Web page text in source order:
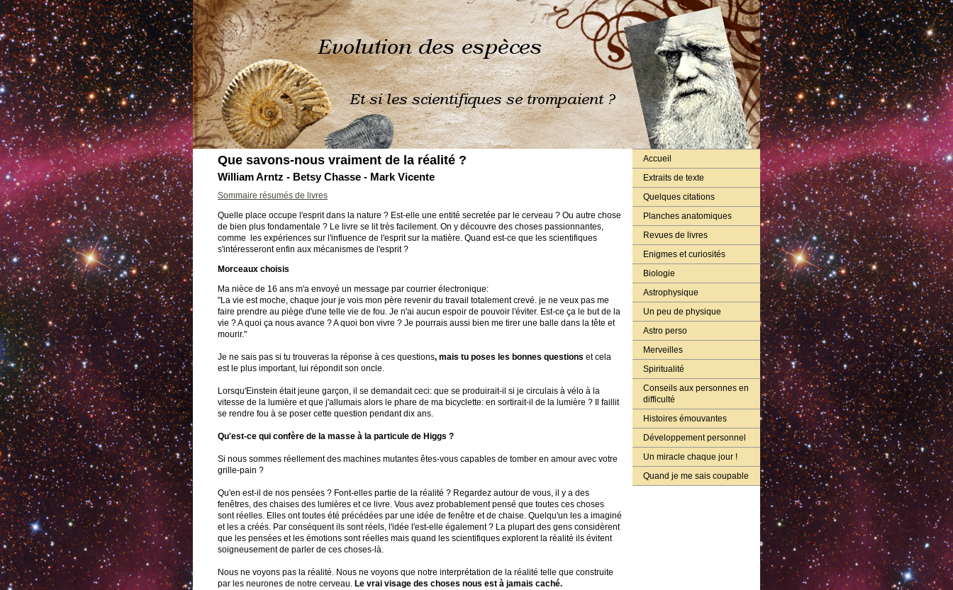
Accueil
Extraits de texte
Quelques citations
Planches anatomiques
Revues de livres
Enigmes et curiosités
Biologie
Astrophysique
Un peu de physique
Astro perso
Merveilles
Spiritualité
Conseils aux personnes en
difficulté
Histoires émouvantes
Développement personnel
Un miracle chaque jour !
Quand je me sais coupable
Que savons-nous vraiment de la réalité ?
William Arntz - Betsy Chasse - Mark Vicente
Sommaire résumés de livres
Quelle place occupe l'esprit dans la nature ? Est-elle une entité secretée par le cerveau ? Ou autre chose
de bien plus fondamentale ? Le livre se lit très facilement. On y découvre des choses passionnantes,
comme les expériences sur l'influence de l'esprit sur la matière. Quand est-ce que les scientifiques
s'intéresseront enfin aux mécanismes de l'esprit ?
Morceaux choisis
Ma nièce de 16 ans m'a envoyé un message par courrier électronique:
"La vie est moche, chaque jour je vois mon père revenir du travail totalement crevé. je ne veux pas me
faire prendre au piège d'une telle vie de fou. Je n'ai aucun espoir de pouvoir l'éviter. Est-ce ça le but de la
vie ? A quoi ça nous avance ? A quoi bon vivre ? Je pourrais aussi bien me tirer une balle dans la tête et
mourir."
Je ne sais pas si tu trouveras la réponse à ces questions, mais tu poses les bonnes questions et cela
est le plus important, lui répondit son oncle.
Lorsqu'Einstein était jeune garçon, il se demandait ceci: que se produirait-il si je circulais à vélo à la
vitesse de la lumière et que j'allumais alors le phare de ma bicyclette: en sortirait-il de la lumière ? Il faillit
se rendre fou à se poser cette question pendant dix ans.
Qu'est-ce qui confère de la masse à la particule de Higgs ?
Si nous sommes réellement des machines mutantes êtes-vous capables de tomber en amour avec votre
grille-pain ?
Qu'en est-il de nos pensées ? Font-elles partie de la réalité ? Regardez autour de vous, il y a des
fenêtres, des chaises des lumières et ce livre. Vous avez probablement pensé que toutes ces choses
sont réelles. Elles ont toutes été précédées par une idée de fenêtre et de chaise. Quelqu'un les a imaginé
et les a créés. Par conséquent ils sont réels, l'idée l'est-elle également ? La plupart des gens considèrent
que les pensées et les émotions sont réelles mais quand les scientifiques explorent la réalité ils évitent
soigneusement de parler de ces choses-là.
Nous ne voyons pas la réalité. Nous ne voyons que notre interprétation de la réalité telle que construite
par les neurones de notre cerveau. Le vrai visage des choses nous est à jamais caché.